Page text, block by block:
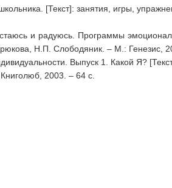
[Текст]: занятия, игры,
и радуюсь. Программы
Н.П. Слободяник. – М.: Генезис,
Выпуск 1. Какой Я?
2003. – 64 с.